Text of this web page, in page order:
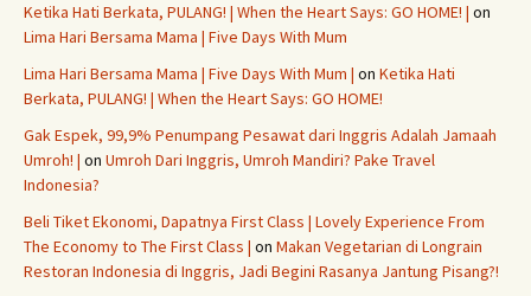
Ketika Hati Berkata, PULANG! | When the Heart Says: GO HOME! | on
Lima Hari Bersama Mama | Five Days With Mum
Lima Hari Bersama Mama | Five Days With Mum | on Ketika Hati
Berkata, PULANG! | When the Heart Says: GO HOME!
Gak Espek, 99,9% Penumpang Pesawat dari Inggris Adalah Jamaah
Umroh! | on Umroh Dari Inggris, Umroh Mandiri? Pake Travel
Indonesia?
Beli Tiket Ekonomi, Dapatnya First Class | Lovely Experience From
The Economy to The First Class | on Makan Vegetarian di Longrain
Restoran Indonesia di Inggris, Jadi Begini Rasanya Jantung Pisang?!